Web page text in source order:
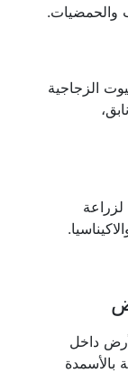
والحمضيات.
الزجاجية
داخل
بالأسمدة